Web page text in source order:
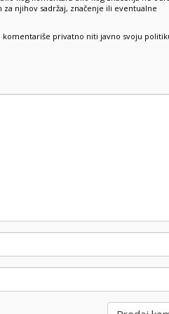
njihov sadržaj, značenje ili eventualne
komentariše privatno niti javno svoju